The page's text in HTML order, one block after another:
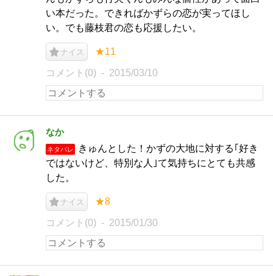
い本だった。できればかずらの恋が実ってほし
い。でも藤枝君の恋も応援したい。
ナイス ★11
コメント(0) 2015/03/10
なか
ネタバレ
きゅんとした！かずの大地に対する｢好き
ではないけど、特別な人｣て気持ちにとても共感
した。
ナイス ★8
コメント(0) 2015/01/30